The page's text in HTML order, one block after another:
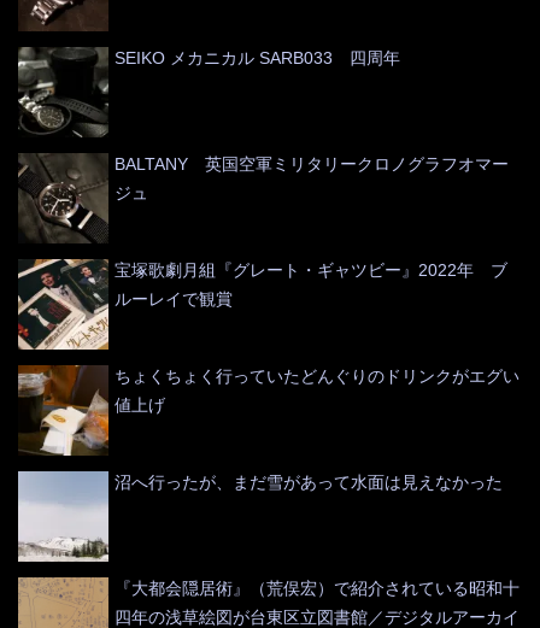
SEIKO メカニカル SARB033 四周年
BALTANY 英国空軍ミリタリークロノグラフオマー
ジュ
宝塚歌劇月組『グレート・ギャツビー』2022年 ブ
ルーレイで観賞
ちょくちょく行っていたどんぐりのドリンクがエグい
値上げ
沼へ行ったが、まだ雪があって水面は見えなかった
『大都会隠居術』（荒俣宏）で紹介されている昭和十
四年の浅草絵図が台東区立図書館／デジタルアーカイ